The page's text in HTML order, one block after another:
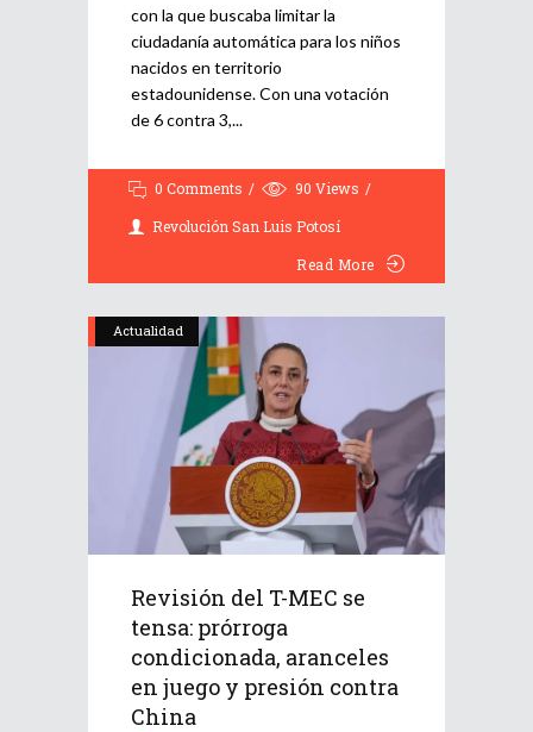
con la que buscaba limitar la
ciudadanía automática para los niños
nacidos en territorio
estadounidense. Con una votación
de 6 contra 3,
0 Comments 90 Views
Revolución San Luis Potosí
Read More
Actualidad
Revisión del T-MEC se
tensa: prórroga
condicionada, aranceles
en juego y presión contra
China